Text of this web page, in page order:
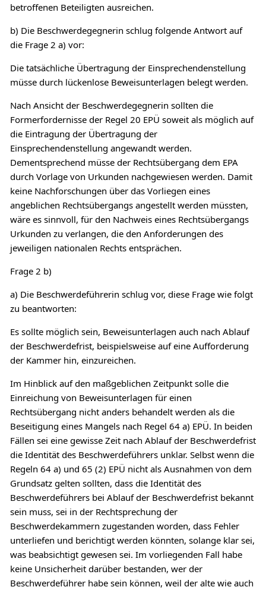
betroffenen Beteiligten ausreichen.
b) Die Beschwerdegegnerin schlug folgende Antwort auf
die Frage 2 a) vor:
Die tatsächliche Übertragung der Einsprechendenstellung
müsse durch lückenlose Beweisunterlagen belegt werden.
Nach Ansicht der Beschwerdegegnerin sollten die
Formerfordernisse der Regel 20 EPÜ soweit als möglich auf
die Eintragung der Übertragung der
Einsprechendenstellung angewandt werden.
Dementsprechend müsse der Rechtsübergang dem EPA
durch Vorlage von Urkunden nachgewiesen werden. Damit
keine Nachforschungen über das Vorliegen eines
angeblichen Rechtsübergangs angestellt werden müssten,
wäre es sinnvoll, für den Nachweis eines Rechtsübergangs
Urkunden zu verlangen, die den Anforderungen des
jeweiligen nationalen Rechts entsprächen.
Frage 2 b)
a) Die Beschwerdeführerin schlug vor, diese Frage wie folgt
zu beantworten:
Es sollte möglich sein, Beweisunterlagen auch nach Ablauf
der Beschwerdefrist, beispielsweise auf eine Aufforderung
der Kammer hin, einzureichen.
Im Hinblick auf den maßgeblichen Zeitpunkt solle die
Einreichung von Beweisunterlagen für einen
Rechtsübergang nicht anders behandelt werden als die
Beseitigung eines Mangels nach Regel 64 a) EPÜ. In beiden
Fällen sei eine gewisse Zeit nach Ablauf der Beschwerdefrist
die Identität des Beschwerdeführers unklar. Selbst wenn die
Regeln 64 a) und 65 (2) EPÜ nicht als Ausnahmen von dem
Grundsatz gelten sollten, dass die Identität des
Beschwerdeführers bei Ablauf der Beschwerdefrist bekannt
sein muss, sei in der Rechtsprechung der
Beschwerdekammern zugestanden worden, dass Fehler
unterliefen und berichtigt werden könnten, solange klar sei,
was beabsichtigt gewesen sei. Im vorliegenden Fall habe
keine Unsicherheit darüber bestanden, wer der
Beschwerdeführer habe sein können, weil der alte wie auch